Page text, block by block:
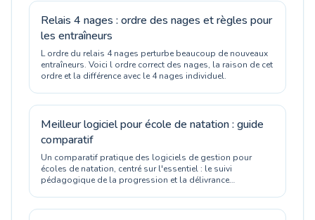
Relais 4 nages : ordre des nages et règles pour
les entraîneurs
L ordre du relais 4 nages perturbe beaucoup de nouveaux
entraîneurs. Voici l ordre correct des nages, la raison de cet
ordre et la différence avec le 4 nages individuel.
Meilleur logiciel pour école de natation : guide
comparatif
Un comparatif pratique des logiciels de gestion pour
écoles de natation, centré sur l'essentiel : le suivi
pédagogique de la progression et la délivrance